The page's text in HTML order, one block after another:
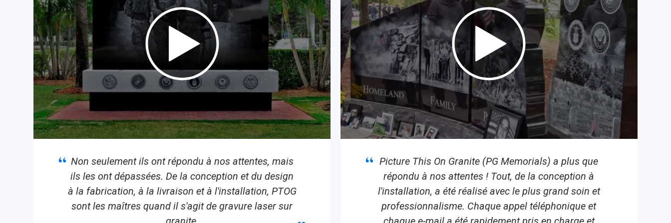
Non seulement ils ont répondu à nos attentes, mais
ils les ont dépassées. De la conception et du design
à la fabrication, à la livraison et à l'installation, PTOG
sont les maîtres quand il s'agit de gravure laser sur
Picture This On Granite (PG Memorials) a plus que
répondu à nos attentes ! Tout, de la conception à
l'installation, a été réalisé avec le plus grand soin et
professionnalisme. Chaque appel téléphonique et